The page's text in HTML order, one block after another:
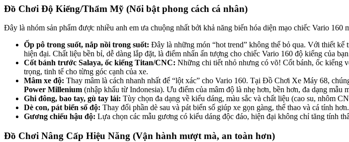
Đồ Chơi Độ Kiểng/Thẩm Mỹ (Nổi bật phong cách cá nhân)
Đây là nhóm sản phẩm được nhiều anh em ưa chuộng nhất bởi khả năng biến hóa diện mạo chiếc Vario 160
Ốp pô trong suốt, nắp nồi trong suốt: Đây là những món “hot trend” không thể bỏ qua. Với thiết kế
hiện đại. Chất liệu bền bỉ, dễ dàng lắp đặt, là điểm nhấn ấn tượng cho chiếc Vario 160 độ kiểng của
Cốt bánh trước Salaya, ốc kiểng Titan/CNC: Những chi tiết nhỏ nhưng có võ! Cốt bánh, ốc kiểng
trọng, tinh tế cho từng góc cạnh của xe.
Mâm xe độ: Thay mâm là cách nhanh nhất để “lột xác” cho Vario 160. Tại Đồ Chơi Xe Máy 68,
Power Millenium (nhập khẩu từ Indonesia). Ưu điểm của mâm độ là nhẹ hơn, bền hơn, đa dạng
Ghi đông, bao tay, gù tay lái: Tùy chọn đa dạng về kiểu dáng, màu sắc và chất liệu (cao su, nhôm
Dè con, pát biển số độ: Thay đổi phần dè sau và pát biển số giúp xe gọn gàng, thể thao và cá tính hơn.
Gương chiếu hậu độ: Lựa chọn các mẫu gương có kiểu dáng độc đáo, hiện đại không chỉ tăng tính
Đồ Chơi Nâng Cấp Hiệu Năng (Vận hành mượt mà, an toàn hơn)